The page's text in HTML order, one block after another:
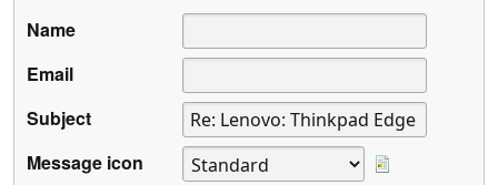
Name
Email
Subject
Message icon